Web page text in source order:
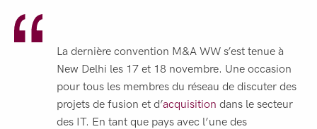
La dernière convention M&A WW s’est tenue à
New Delhi les 17 et 18 novembre. Une occasion
pour tous les membres du réseau de discuter des
projets de fusion et d’acquisition dans le secteur
des IT. En tant que pays avec l’une des